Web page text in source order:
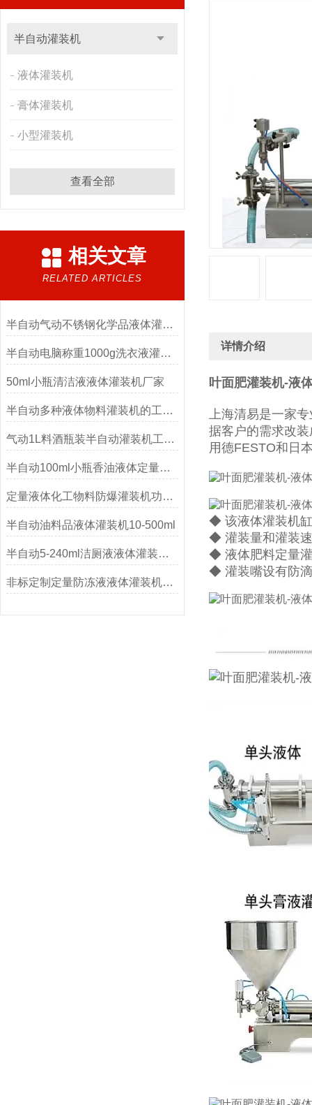
半自动灌装机
液体灌装机
膏体灌装机
小型灌装机
查看全部
相关文章
RELATED ARTICLES
半自动气动不锈钢化学品液体灌装机
半自动电脑称重1000g洗衣液灌装机
50ml小瓶清洁液液体灌装机厂家
半自动多种液体物料灌装机的工作原理
气动1L料酒瓶装半自动灌装机工厂生产
半自动100ml小瓶香油液体定量灌装机的原理及特点
定量液体化工物料防爆灌装机功能介绍
半自动油料品液体灌装机10-500ml
半自动5-240ml洁厕液液体灌装机功能参数
非标定制定量防冻液液体灌装机厂家
详情介绍
叶面肥灌装机-液
上海清易是一家
据客户的需求改
用德FESTO和日
◆ 该液体灌装机
◆ 灌装量和灌装
◆ 液体肥料定量
◆ 灌装嘴设有防